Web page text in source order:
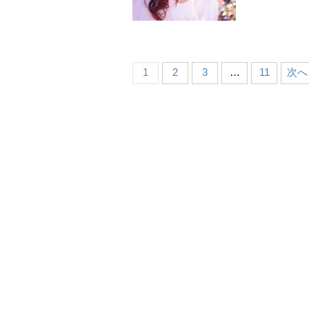
1 2 3 … 11 次